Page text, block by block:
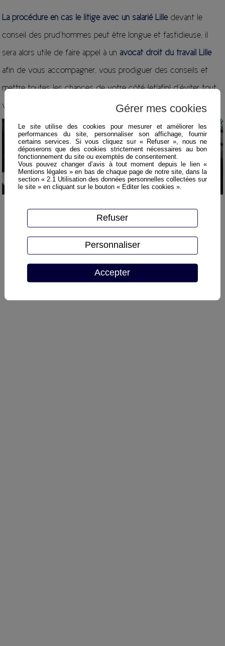
La procédure en cas le litige avec un salarié Lilledevant le
conseil des prud’hommes peut être longue et fastidieuse, il
sera alors utile de faire appel à unavocat droit du travail Lille
afin de vous accompagner, vous prodiguer des conseils et
mettre toutes les chances de votre côté {et|afin] d’éviter tout
vice de procédure ou d’être débouté lors du jugement.
Gérer mes cookies
Le site utilise des cookies pour mesurer et améliorer les
performances du site, personnaliser son affichage, fournir
certains services. Si vous cliquez sur « Refuser », nous ne
déposerons que des cookies strictement nécessaires au bon
fonctionnement du site ou exemptés de consentement.
Vous pouvez changer d’avis à tout moment depuis le lien «
Mentions légales » en bas de chaque page de notre site, dans la
section « 2.1 Utilisation des données personnelles collectées sur
le site » en cliquant sur le bouton « Editer les cookies ».
Accepter
Refuser
Personnaliser